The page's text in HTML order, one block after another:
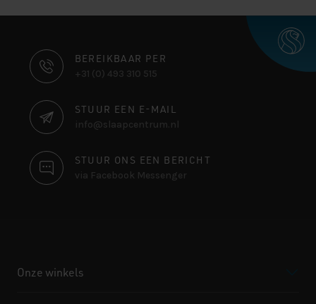
CONTACT
INFORMATIE
BEREIKBAAR PER
+31 (0) 493 310 515
STUUR EEN E-MAIL
info@slaapcentrum.nl
STUUR ONS EEN BERICHT
via Facebook Messenger
Onze winkels